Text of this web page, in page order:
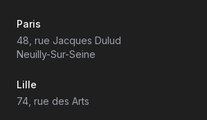
Paris
48, rue Jacques Dulud
Neuilly-Sur-Seine
Lille
74, rue des Arts